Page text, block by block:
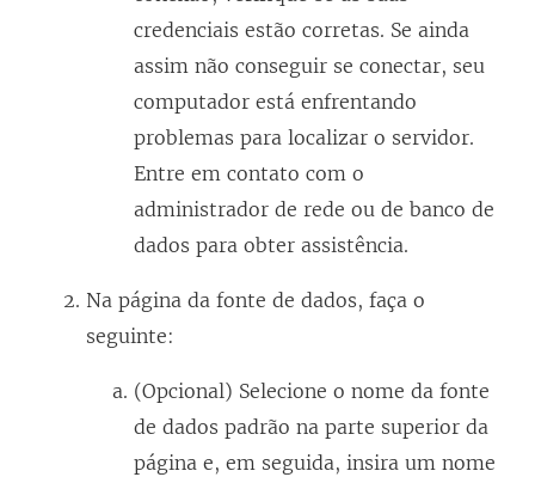
credenciais estão corretas. Se ainda
assim não conseguir se conectar, seu
computador está enfrentando
problemas para localizar o servidor.
Entre em contato com o
administrador de rede ou de banco de
dados para obter assistência.
Na página da fonte de dados, faça o
seguinte:
(Opcional) Selecione o nome da fonte
de dados padrão na parte superior da
página e, em seguida, insira um nome